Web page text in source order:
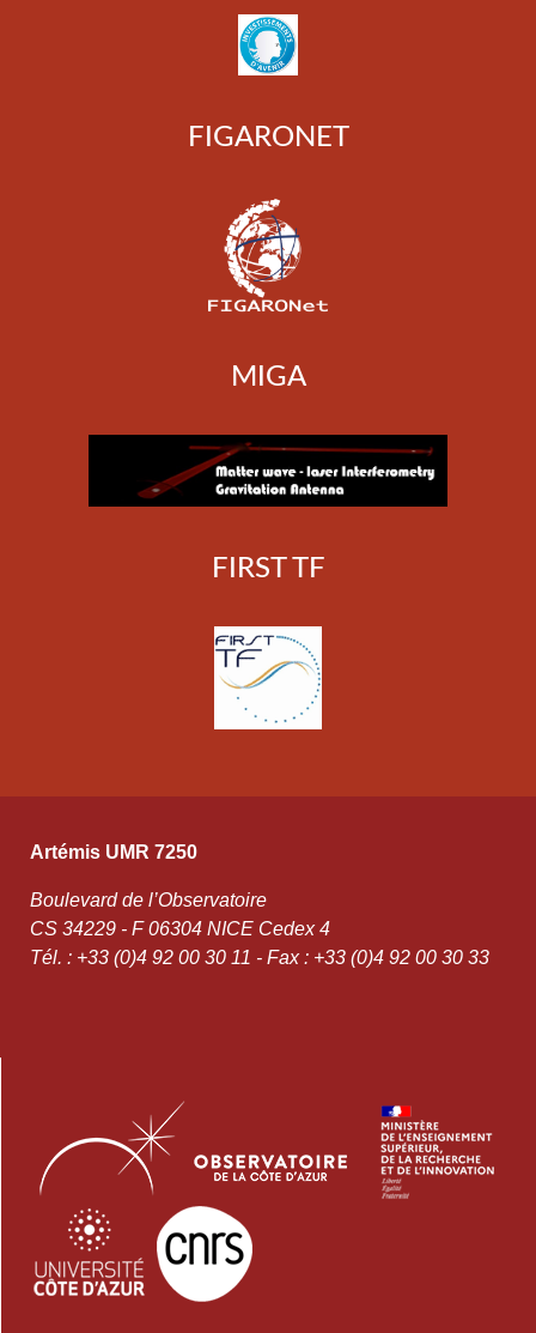
FIGARONET
MIGA
FIRST TF
Artémis UMR 7250
Boulevard de l’Observatoire
CS 34229 - F 06304 NICE Cedex 4
Tél. : +33 (0)4 92 00 30 11 - Fax : +33 (0)4 92 00 30 33